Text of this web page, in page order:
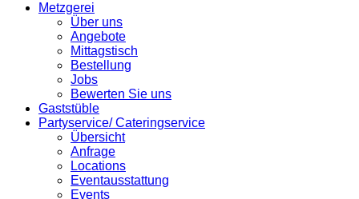
Metzgerei
Über uns
Angebote
Mittagstisch
Bestellung
Jobs
Bewerten Sie uns
Gaststüble
Partyservice/ Cateringservice
Übersicht
Anfrage
Locations
Eventausstattung
Events